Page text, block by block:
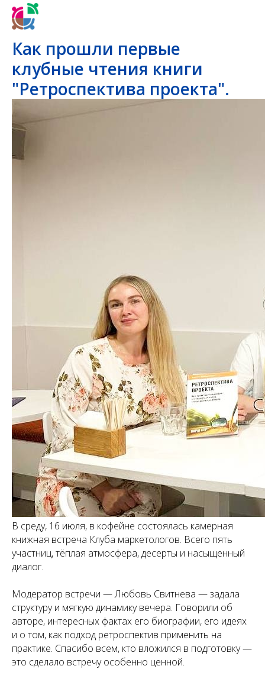
Как прошли первые
клубные чтения книги
"Ретроспектива проекта".
В среду, 16 июля, в кофейне состоялась камерная
книжная встреча Клуба маркетологов. Всего пять
участниц, тёплая атмосфера, десерты и насыщенный
диалог.
Модератор встречи — Любовь Свитнева — задала
структуру и мягкую динамику вечера. Говорили об
авторе, интересных фактах его биографии, его идеях
и о том, как подход ретроспектив применить на
практике. Спасибо всем, кто вложился в подготовку —
это сделало встречу особенно ценной.